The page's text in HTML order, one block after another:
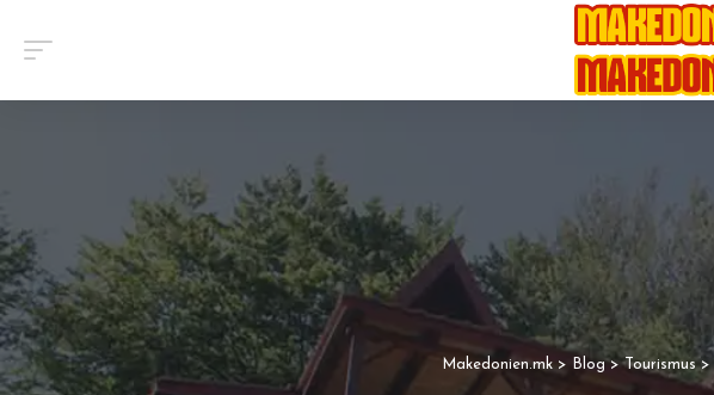
Makedonien.mk> Blog>Tourismus>